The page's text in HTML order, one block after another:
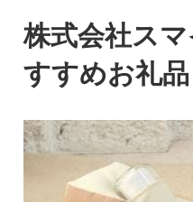
株式会社ス
すすめお礼品